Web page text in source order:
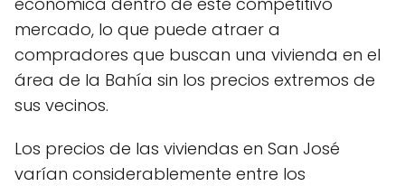
mercado, lo que puede atraer a
compradores que buscan una vivienda en el
área de la Bahía sin los precios extremos de
sus vecinos.
Los precios de las viviendas en San José
varían considerablemente entre los